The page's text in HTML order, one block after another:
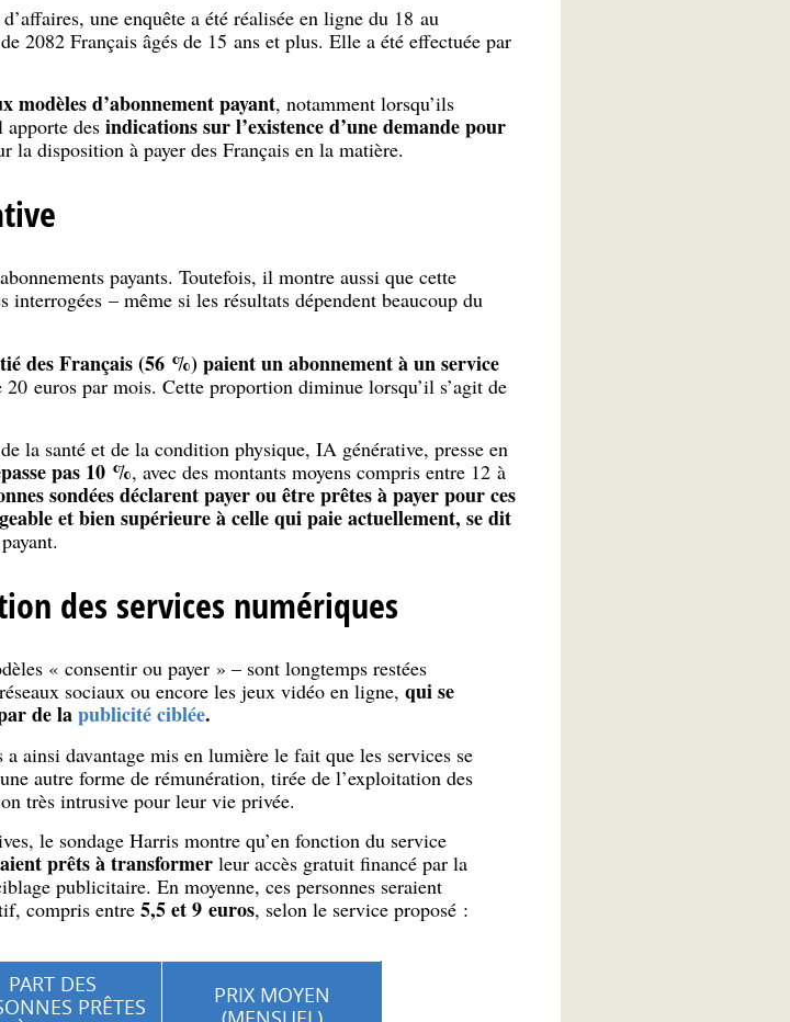
une enquête a été réalisée en ligne du 18 au
2082 Français âgés de 15 ans et plus. Elle a été effectuée par
modèles d’abonnement payant, notamment lorsqu’ils
des indications sur l’existence d’une demande pour
la disposition à payer des Français en la matière.
payants. Toutefois, il montre aussi que cette
– même si les résultats dépendent beaucoup du
des Français (56 %) paient un abonnement à un service
euros par mois. Cette proportion diminue lorsqu’il s’agit de
la santé et de la condition physique, IA générative, presse en
pas 10 %, avec des montants moyens compris entre 12 à
sondées déclarent payer ou être prêtes à payer pour ces
et bien supérieure à celle qui paie actuellement, se dit
des services numériques
« consentir ou payer » – sont longtemps restées
sociaux ou encore les jeux vidéo en ligne, qui se
de lapublicité ciblée.
ainsi davantage mis en lumière le fait que les services se
autre forme de rémunération, tirée de l’exploitation des
très intrusive pour leur vie privée.
le sondage Harris montre qu’en fonction du service
prêts à transformerleur accès gratuit financé par la
publicitaire. En moyenne, ces personnes seraient
compris entre 5,5 et 9 euros, selon le service proposé :
PART DES
PRÊTES
PRIX MOYEN